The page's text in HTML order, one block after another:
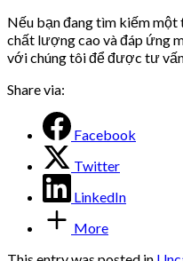
Nếu bạn đang tìm kiếm
chất lượng cao và đáp ứng
với chúng tôi để được tư
Share via:
Facebook
Twitter
LinkedIn
More